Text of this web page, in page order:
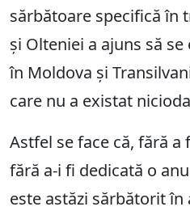
sărbătoare specifică în
și Olteniei a ajuns să
în Moldova și
care nu a existat
Astfel se face că, fără
fără a-i fi dedicată o
este astăzi sărbătorit